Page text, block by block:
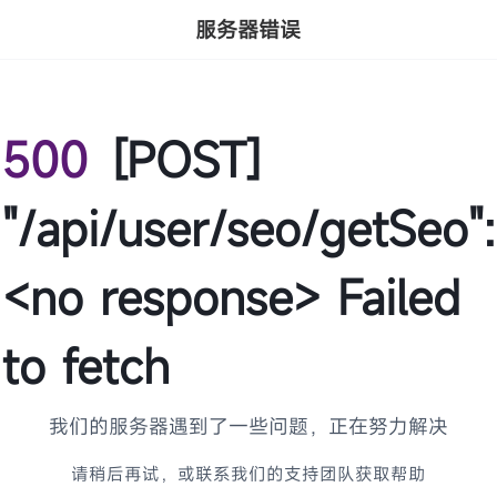
服务器错误
500 [POST]
"/api/user/seo/getSeo":
<no response> Failed
to fetch
我们的服务器遇到了一些问题，正在努力解决
请稍后再试，或联系我们的支持团队获取帮助